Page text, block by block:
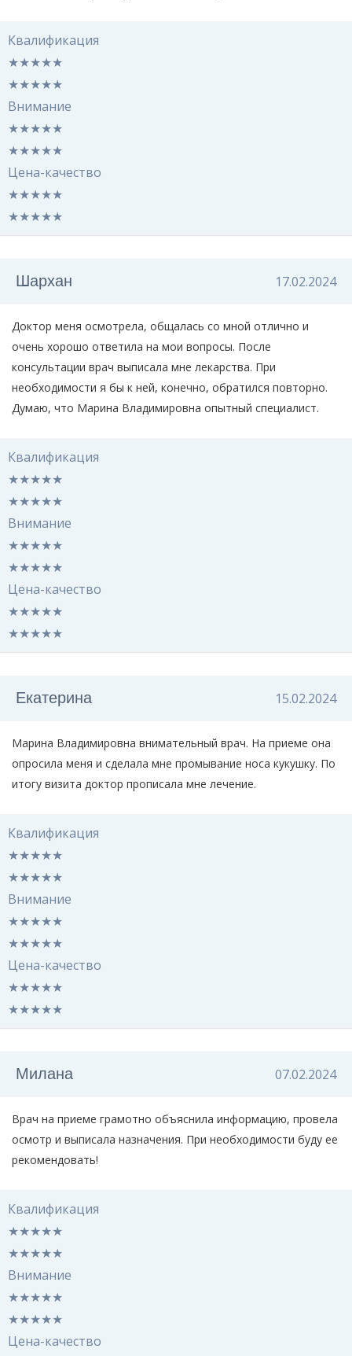
Квалификация
★★★★★
★★★★★
Внимание
★★★★★
★★★★★
Цена-качество
★★★★★
★★★★★
Шархан 17.02.2024
Доктор меня осмотрела, общалась со мной отлично и
очень хорошо ответила на мои вопросы. После
консультации врач выписала мне лекарства. При
необходимости я бы к ней, конечно, обратился повторно.
Думаю, что Марина Владимировна опытный специалист.
Квалификация
★★★★★
★★★★★
Внимание
★★★★★
★★★★★
Цена-качество
★★★★★
★★★★★
Екатерина 15.02.2024
Марина Владимировна внимательный врач. На приеме она
опросила меня и сделала мне промывание носа кукушку. По
итогу визита доктор прописала мне лечение.
Квалификация
★★★★★
★★★★★
Внимание
★★★★★
★★★★★
Цена-качество
★★★★★
★★★★★
Милана 07.02.2024
Врач на приеме грамотно объяснила информацию, провела
осмотр и выписала назначения. При необходимости буду ее
рекомендовать!
Квалификация
★★★★★
★★★★★
Внимание
★★★★★
★★★★★
Цена-качество